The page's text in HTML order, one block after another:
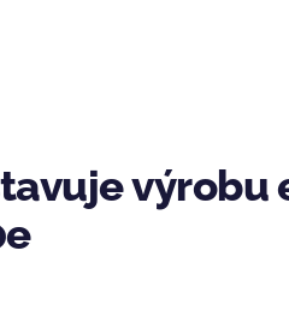
výrobu